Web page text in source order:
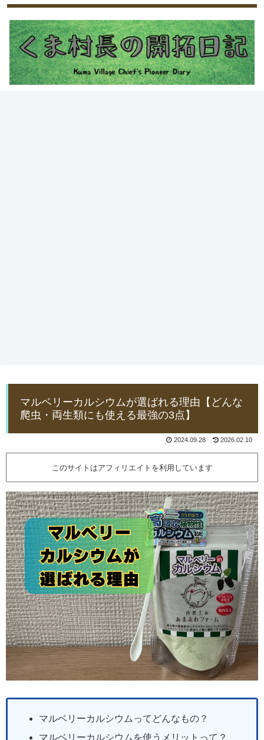
マルベリーカルシウムが選ばれる理由【どんな
爬虫・両生類にも使える最強の3点】
2024.09.28 2026.02.10
このサイトはアフィリエイトを利用しています
マルベリーカルシウムってどんなもの？
マルベリーカルシウムを使うメリットって？